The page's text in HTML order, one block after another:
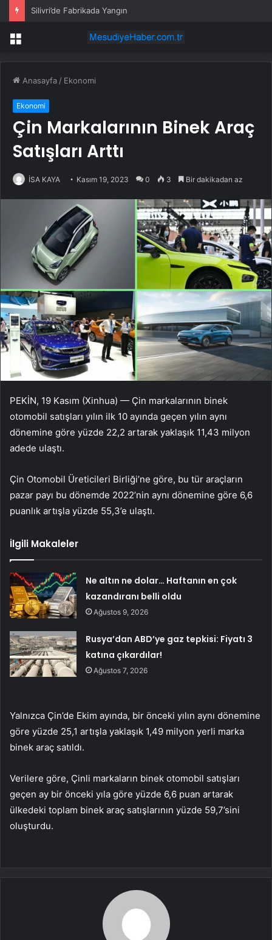
Silivri’de Fabrikada Yangın
Menü
Anasayfa / Ekonomi
Ekonomi
Çin Markalarının Binek Araç
Satışları Arttı
İSA KAYA Kasım 19, 2023 0 3 Bir dakikadan az
PEKİN, 19 Kasım (Xinhua) — Çin markalarının binek
otomobil satışları yılın ilk 10 ayında geçen yılın aynı
dönemine göre yüzde 22,2 artarak yaklaşık 11,43 milyon
adede ulaştı.
Çin Otomobil Üreticileri Birliği’ne göre, bu tür araçların
pazar payı bu dönemde 2022’nin aynı dönemine göre 6,6
puanlık artışla yüzde 55,3’e ulaştı.
İlgili Makaleler
Ne altın ne dolar… Haftanın en çok
kazandıranı belli oldu
Ağustos 9, 2026
Rusya’dan ABD’ye gaz tepkisi: Fiyatı 3
katına çıkardılar!
Ağustos 7, 2026
Yalnızca Çin’de Ekim ayında, bir önceki yılın aynı dönemine
göre yüzde 25,1 artışla yaklaşık 1,49 milyon yerli marka
binek araç satıldı.
Verilere göre, Çinli markaların binek otomobil satışları
geçen ay bir önceki yıla göre yüzde 6,6 puan artarak
ülkedeki toplam binek araç satışlarının yüzde 59,7’sini
oluşturdu.